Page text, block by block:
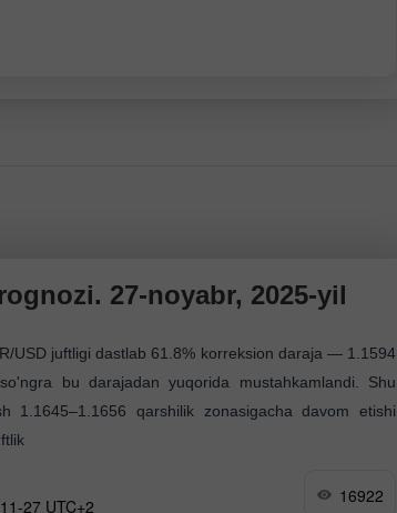
27-noyabr, 2025-yil
USD juftligi dastlab 61.8% korreksion daraja — 1.1594
bu darajadan yuqorida mustahkamlandi. Shu
1.1645–1.1656 qarshilik zonasigacha davom etishi
27 UTC+2
16922